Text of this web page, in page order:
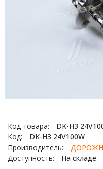
Код товара:
DK-H3
Код:
DK-H3 24V100W
Производитель:
Доступность:
На складе